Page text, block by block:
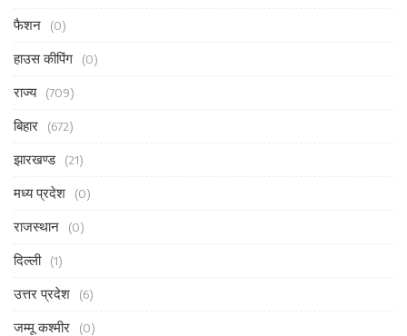
फैशन (0)
हाउस कीपिंग (0)
राज्य (709)
बिहार (672)
झारखण्ड (21)
मध्य प्रदेश (0)
राजस्थान (0)
दिल्ली (1)
उत्तर प्रदेश (6)
जम्मू कश्मीर (0)